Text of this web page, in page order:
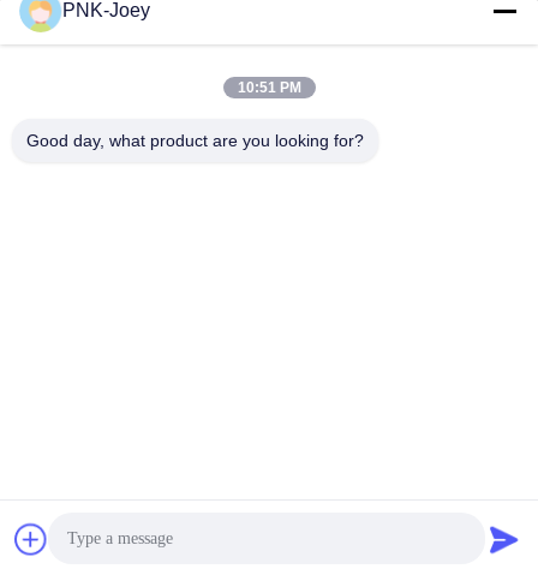
가장 좋은 가격 을 구하라
008613580404923
Guangzhou Xingchao Agriculture Machinery Co., Ltd.
PNK-Joey
10:51 PM
Good day, what product are you looking for?